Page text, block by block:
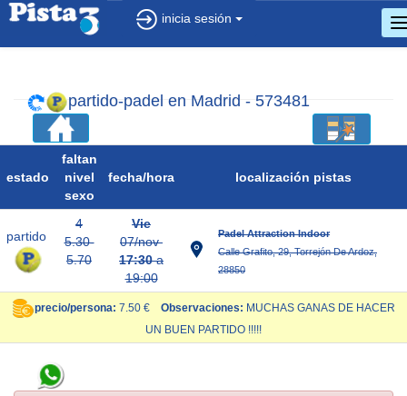
inicia sesión
partido-padel en Madrid - 573481
estado
faltan
nivel
sexo
fecha/hora localización pistas
partido
4
5.30-
5.70
Vie
07/nov
17:30a
19:00
Padel Attraction Indoor
Calle Grafito, 29, Torrejón De Ardoz,
28850
precio/persona: 7.50 € Observaciones: MUCHAS GANAS DE HACER
UN BUEN PARTIDO !!!!!